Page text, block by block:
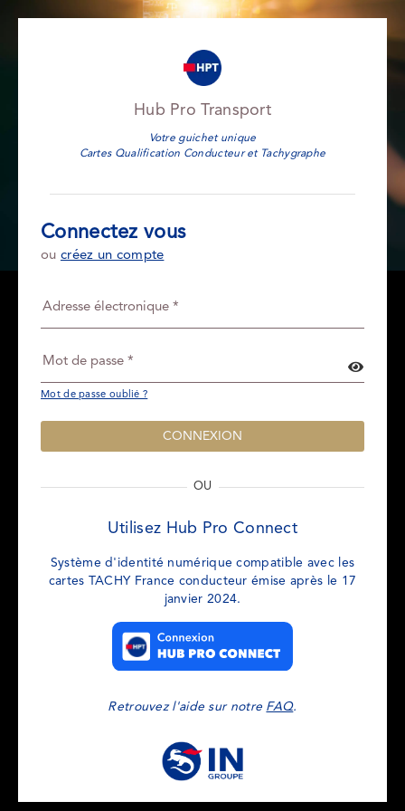
Hub Pro Transport
Votre guichet unique
Cartes Qualification Conducteur et Tachygraphe
Connectez vous
ou créez un compte
Mot de passe oublié ?
OU
Utilisez Hub Pro Connect
Système d'identité numérique compatible avec les
cartes TACHY France conducteur émise après le 17
janvier 2024.
Retrouvez l'aide sur notre FAQ.